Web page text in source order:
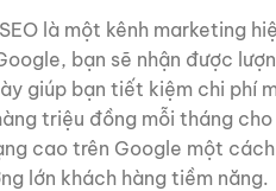
là một kênh marketing
bạn sẽ nhận được
giúp bạn tiết kiệm chi phí
triệu đồng mỗi tháng cho
cao trên Google một
lớn khách hàng tiềm năng.